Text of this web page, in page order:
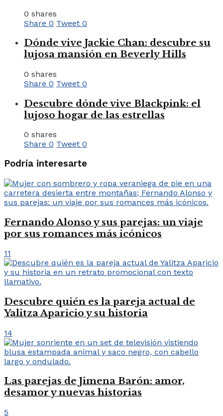
0 shares
Share 0 Tweet 0
Dónde vive Jackie Chan: descubre su
lujosa mansión en Beverly Hills
0 shares
Share 0 Tweet 0
Descubre dónde vive Blackpink: el
lujoso hogar de las estrellas
0 shares
Share 0 Tweet 0
Podría interesarte
Fernando Alonso y sus parejas: un viaje
por sus romances más icónicos
11
Descubre quién es la pareja actual de
Yalitza Aparicio y su historia
14
Las parejas de Jimena Barón: amor,
desamor y nuevas historias
5